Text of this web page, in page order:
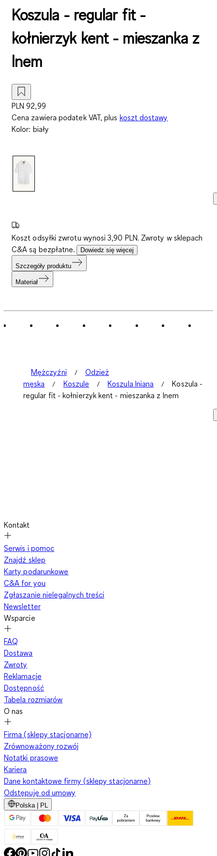
Koszula - regular fit -
kołnierzyk kent - mieszanka z
lnem
PLN 92,99
Cena zawiera podatek VAT, plus koszt dostawy
Kolor: biały
Koszt odsyłki zwrotu wynosi 3,90 PLN. Zwroty w sklepach
C&A są bezpłatne.
Dowiedz się więcej
Szczegóły produktu
Materiał
Mężczyźni
Odzież
męska
Koszule Koszula lniana
Koszula -
regular fit - kołnierzyk kent - mieszanka z lnem
Kontakt
Serwis i pomoc
Znajdź sklep
Karty podarunkowe
C&A for you
Zgłaszanie nielegalnych treści
Newsletter
Wsparcie
FAQ
Dostawa
Zwroty
Reklamacje
Dostępność
Tabela rozmiarów
O nas
Firma (sklepy stacjonarne)
Zrównoważony rozwój
Notatki prasowe
Kariera
Dane kontaktowe firmy (sklepy stacjonarne)
Odstępuję od umowy
Polska | PL